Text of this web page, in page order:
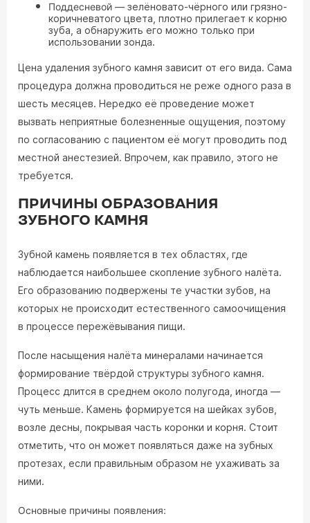
Поддесневой — зелёновато-чёрного или грязно-
коричневатого цвета, плотно прилегает к корню
зуба, а обнаружить его можно только при
использовании зонда.
Цена удаления зубного камня зависит от его вида. Сама
процедура должна проводиться не реже одного раза в
шесть месяцев. Нередко её проведение может
вызвать неприятные болезненные ощущения, поэтому
по согласованию с пациентом её могут проводить под
местной анестезией. Впрочем, как правило, этого не
требуется.
ПРИЧИНЫ ОБРАЗОВАНИЯ
ЗУБНОГО КАМНЯ
Зубной камень появляется в тех областях, где
наблюдается наибольшее скопление зубного налёта.
Его образованию подвержены те участки зубов, на
которых не происходит естественного самоочищения
в процессе пережёвывания пищи.
После насыщения налёта минералами начинается
формирование твёрдой структуры зубного камня.
Процесс длится в среднем около полугода, иногда —
чуть меньше. Камень формируется на шейках зубов,
возле десны, покрывая часть коронки и корня. Стоит
отметить, что он может появляться даже на зубных
протезах, если правильным образом не ухаживать за
ними.
Основные причины появления: